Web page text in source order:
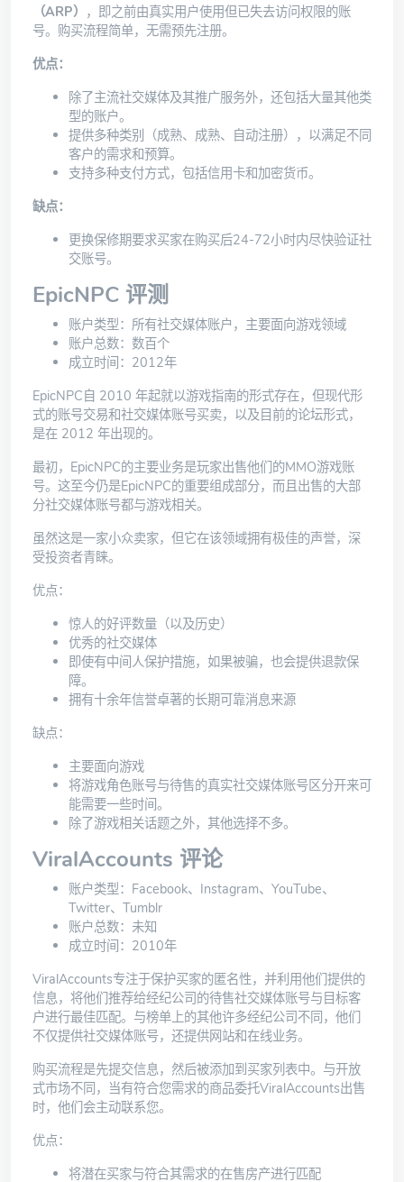
（ARP） ，即之前由真实用户使用但已失去访问权限的账
号。购买流程简单，无需预先注册。
优点：
除了主流社交媒体及其推广服务外，还包括大量其他类
型的账户。
提供多种类别（成熟、成熟、自动注册），以满足不同
客户的需求和预算。
支持多种支付方式，包括信用卡和加密货币。
缺点：
更换保修期要求买家在购买后24-72小时内尽快验证社
交账号。
EpicNPC 评测
账户类型：所有社交媒体账户，主要面向游戏领域
账户总数：数百个
成立时间：2012年
EpicNPC自 2010 年起就以游戏指南的形式存在，但现代形
式的账号交易和社交媒体账号买卖，以及目前的论坛形式，
是在 2012 年出现的。
最初，EpicNPC的主要业务是玩家出售他们的MMO游戏账
号。这至今仍是EpicNPC的重要组成部分，而且出售的大部
分社交媒体账号都与游戏相关。
虽然这是一家小众卖家，但它在该领域拥有极佳的声誉，深
受投资者青睐。
优点：
惊人的好评数量（以及历史）
优秀的社交媒体
即使有中间人保护措施，如果被骗，也会提供退款保
障。
拥有十余年信誉卓著的长期可靠消息来源
缺点：
主要面向游戏
将游戏角色账号与待售的真实社交媒体账号区分开来可
能需要一些时间。
除了游戏相关话题之外，其他选择不多。
ViralAccounts 评论
账户类型：Facebook、Instagram、YouTube、
Twitter、Tumblr
账户总数：未知
成立时间：2010年
ViralAccounts专注于保护买家的匿名性，并利用他们提供的
信息，将他们推荐给经纪公司的待售社交媒体账号与目标客
户进行最佳匹配。与榜单上的其他许多经纪公司不同，他们
不仅提供社交媒体账号，还提供网站和在线业务。
购买流程是先提交信息，然后被添加到买家列表中。与开放
式市场不同，当有符合您需求的商品委托ViralAccounts出售
时，他们会主动联系您。
优点：
将潜在买家与符合其需求的在售房产进行匹配